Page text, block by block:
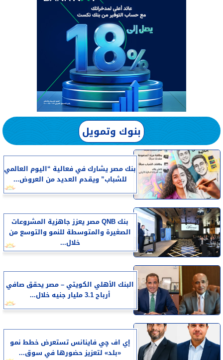
بنوك وتمويل
بنك مصر يشارك في فعالية “اليوم العالمي
للشباب” ويقدم العديد من العروض...
بنك QNB مصر يعزز جاهزية المشروعات
الصغيرة والمتوسطة للنمو والتوسع من
خلال...
البنك الأهلي الكويتي – مصر يحقق صافي
أرباح 3.1 مليار جنيه خلال...
إي اف چي فاينانس تستعرض خطط نمو
«بلد» لتعزيز حضورها في سوق...